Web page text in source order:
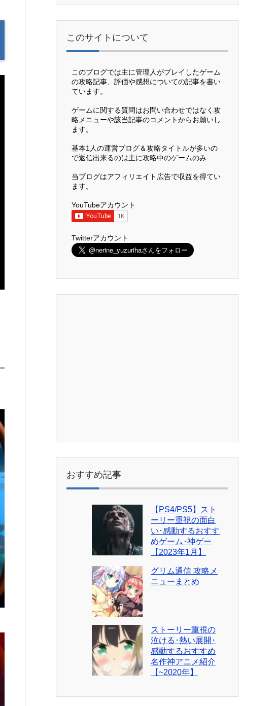
このサイトについて
このブログでは主に管理人がプレイしたゲーム
の攻略記事、評価や感想についての記事を書い
ています。
ゲームに関する質問はお問い合わせではなく攻
略メニューや該当記事のコメントからお願いし
ます。
基本1人の運営ブログ＆攻略タイトルが多いの
で返信出来るのは主に攻略中のゲームのみ
当ブログはアフィリエイト広告で収益を得てい
ます。
YouTubeアカウント
Twitterアカウント
おすすめ記事
【PS4/PS5】スト
ーリー重視の面白
い･感動するおすす
めゲーム･神ゲー
【2023年1月】
グリム通信 攻略メ
ニューまとめ
ストーリー重視の
泣ける･熱い展開･
感動するおすすめ
名作神アニメ紹介
【~2020年】